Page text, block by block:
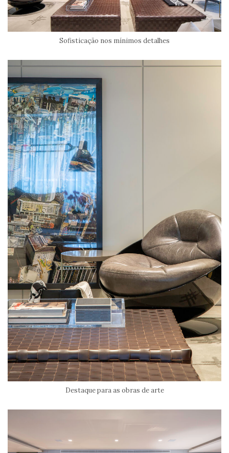
Sofisticação nos mínimos detalhes
Destaque para as obras de arte